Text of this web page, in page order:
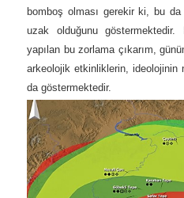
bomboş olması gerekir ki, bu
uzak olduğunu
yapılan bu zorlama çıkarım,
arkeolojik etkinliklerin, ideolojinin
da göstermektedir.